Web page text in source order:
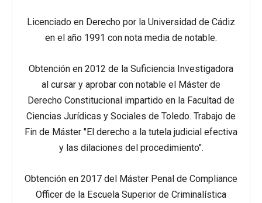
Licenciado en Derecho por la Universidad de Cádiz
en el año 1991 con nota media de notable.
Obtención en 2012 de la Suficiencia Investigadora
al cursar y aprobar con notable el Máster de
Derecho Constitucional impartido en la Facultad de
Ciencias Jurídicas y Sociales de Toledo. Trabajo de
Fin de Máster "El derecho a la tutela judicial efectiva
y las dilaciones del procedimiento".
Obtención en 2017 del Máster Penal de Compliance
Officer de la Escuela Superior de Criminalística